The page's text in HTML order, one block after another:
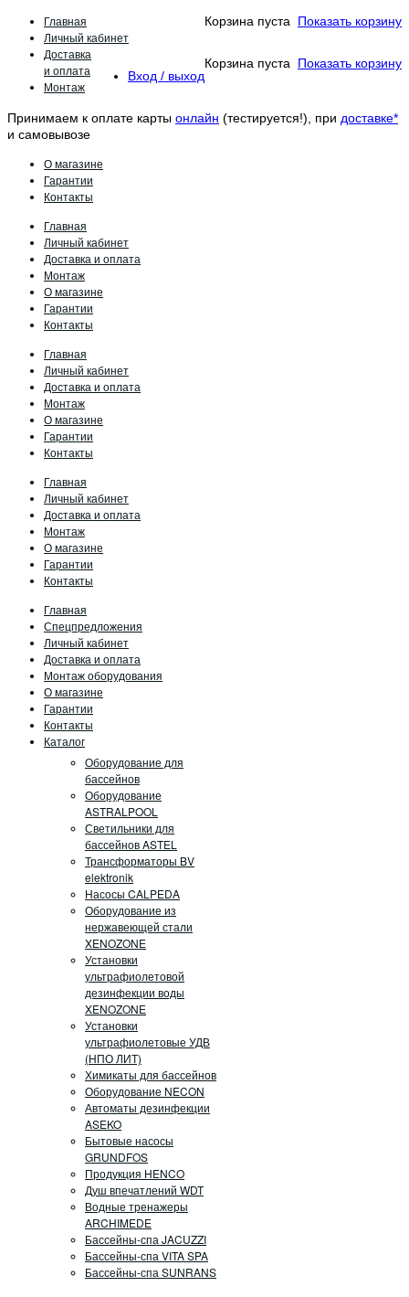
Корзина пуста Показать корзину
Корзина пуста
Показать корзину
Вход / выход
Принимаем к оплате карты онлайн (тестируется!), при доставке*
и самовывозе
Главная
Личный кабинет
Доставка
и оплата
Монтаж
О магазине
Гарантии
Контакты
Главная
Личный кабинет
Доставка и оплата
Монтаж
О магазине
Гарантии
Контакты
Главная
Личный кабинет
Доставка и оплата
Монтаж
О магазине
Гарантии
Контакты
Главная
Личный кабинет
Доставка и оплата
Монтаж
О магазине
Гарантии
Контакты
Главная
Спецпредложения
Личный кабинет
Доставка и оплата
Монтаж оборудования
О магазине
Гарантии
Контакты
Каталог
Оборудование для
бассейнов
Оборудование
ASTRALPOOL
Светильники для
бассейнов ASTEL
Трансформаторы BV
elektronik
Насосы CALPEDA
Оборудование из
нержавеющей стали
XENOZONE
Установки
ультрафиолетовой
дезинфекции воды
XENOZONE
Установки
ультрафиолетовые УДВ
(НПО ЛИТ)
Химикаты для бассейнов
Оборудование NECON
Автоматы дезинфекции
ASEKO
Бытовые насосы
GRUNDFOS
Продукция HENCO
Душ впечатлений WDT
Водные тренажеры
ARCHIMEDE
Бассейны-спа JACUZZI
Бассейны-спа VITA SPA
Бассейны-спа SUNRANS